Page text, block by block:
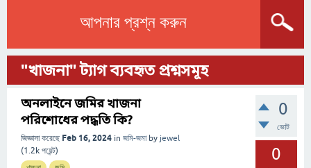
আপনার প্রশ্ন করুন
"খাজনা" ট্যাগ ব্যবহৃত প্রশ্নসমূহ
0
ভোট
0
অনলাইনে জমির খাজনা
পরিশোধের পদ্ধতি কি?
জিজ্ঞাসা করেছে Feb 16, 2024 in জমি-জমা by jewel
(1.2k পয়েন্ট)